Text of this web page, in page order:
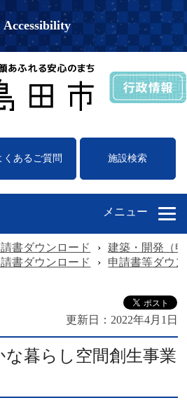
Accessibility
くあるご質問 施設検索
メニュー
書ダウンロード ›
建築・開発（
書ダウンロード › 申請書等ダウ
更新日： 2022年4月1日
な暮らし空間創生事業